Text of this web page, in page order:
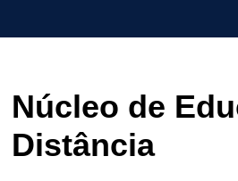
Núcleo de
Distância